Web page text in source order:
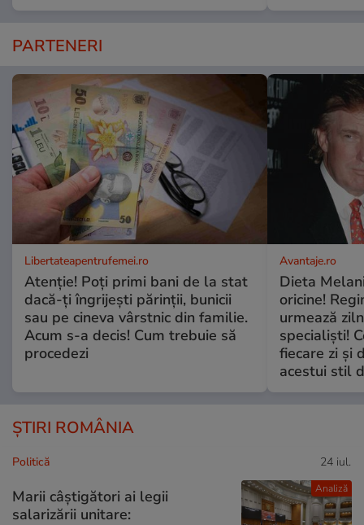
PARTENERI
Libertateapentrufemei.ro
Atenție! Poți primi bani de la stat
dacă-ți îngrijești părinții, bunicii
sau pe cineva vârstnic din familie.
Acum s-a decis! Cum trebuie să
procedezi
Avantaje.ro
Dieta
oricine!
urmează
specialiști!
fiecare zi și
acestui stil
ȘTIRI ROMÂNIA
Analiză
Politică 24 iul.
Marii câștigători ai legii
salarizării unitare: